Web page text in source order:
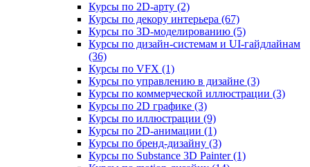
Курсы по 2D‑арту (2)
Курсы по декору интерьера (67)
Курсы по 3D‑моделированию (5)
Курсы по дизайн-системам и UI-гайдлайнам
(36)
Курсы по VFX (1)
Курсы по управлению в дизайне (3)
Курсы по коммерческой иллюстрации (3)
Курсы по 2D графике (3)
Курсы по иллюстрации (9)
Курсы по 2D‑анимации (1)
Курсы по бренд‑дизайну (3)
Курсы по Substance 3D Painter (1)